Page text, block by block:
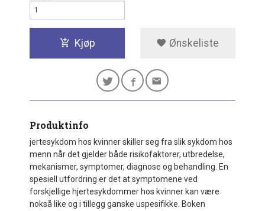
Kjøp Ønskeliste
Produktinfo
jertesykdom hos kvinner skiller seg fra slik sykdom hos
menn når det gjelder både risikofaktorer, utbredelse,
mekanismer, symptomer, diagnose og behandling. En
spesiell utfordring er det at symptomene ved
forskjellige hjertesykdommer hos kvinner kan være
nokså like og i tillegg ganske uspesifikke. Boken